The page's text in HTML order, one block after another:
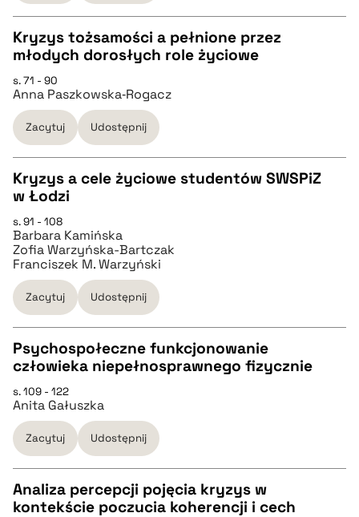
BIBTEX
pobierz cytat
CZYSTY TEKST
pobierz cytat
BIBTEX
Kryzys tożsamości a pełnione przez
młodych dorosłych role życiowe
s. 71 - 90
Anna Paszkowska‐Rogacz
Zacytuj Udostępnij
pobierz cytat
BIBTEX
pobierz cytat
Kryzys a cele życiowe studentów SWSPiZ
w Łodzi
s. 91 - 108
Barbara Kamińska
Zofia Warzyńska-Bartczak
Franciszek M. Warzyński
Zacytuj Udostępnij
pobierz cytat
BIBTEX
Psychospołeczne funkcjonowanie
człowieka niepełnosprawnego fizycznie
s. 109 - 122
Anita Gałuszka
Zacytuj Udostępnij
Analiza percepcji pojęcia kryzys w
kontekście poczucia koherencji i cech